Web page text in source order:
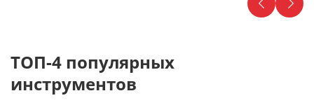
ТОП-4 популярных
инструментов